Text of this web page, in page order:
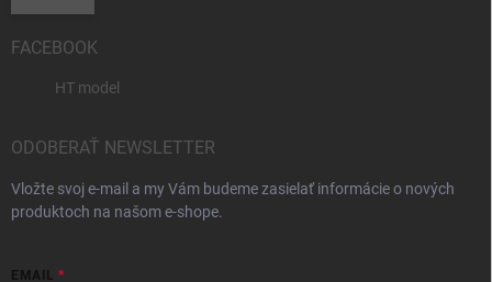
FACEBOOK
HT model
ODOBERAŤ NEWSLETTER
Vložte svoj e-mail a my Vám budeme zasielať informácie o nových
produktoch na našom e-shope.
EMAIL